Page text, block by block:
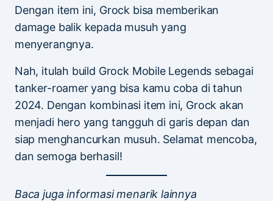
Dengan item ini, Grock bisa memberikan
damage balik kepada musuh yang
menyerangnya.
Nah, itulah build Grock Mobile Legends sebagai
tanker-roamer yang bisa kamu coba di tahun
2024. Dengan kombinasi item ini, Grock akan
menjadi hero yang tangguh di garis depan dan
siap menghancurkan musuh. Selamat mencoba,
dan semoga berhasil!
Baca juga informasi menarik lainnya